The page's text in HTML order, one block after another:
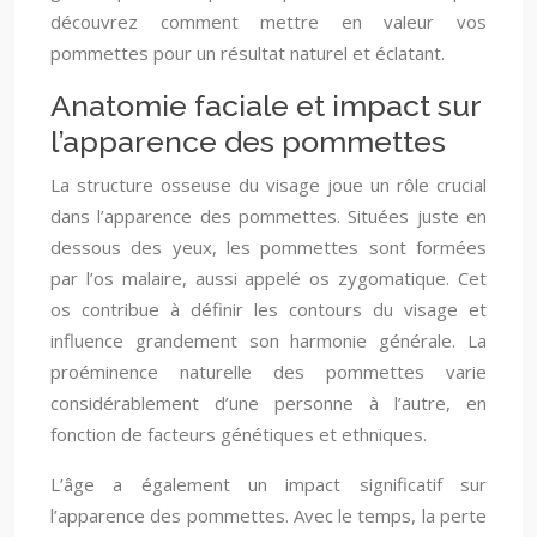
découvrez comment mettre en valeur vos
pommettes pour un résultat naturel et éclatant.
Anatomie faciale et impact sur
l’apparence des pommettes
La structure osseuse du visage joue un rôle crucial
dans l’apparence des pommettes. Situées juste en
dessous des yeux, les pommettes sont formées
par l’os malaire, aussi appelé os zygomatique. Cet
os contribue à définir les contours du visage et
influence grandement son harmonie générale. La
proéminence naturelle des pommettes varie
considérablement d’une personne à l’autre, en
fonction de facteurs génétiques et ethniques.
L’âge a également un impact significatif sur
l’apparence des pommettes. Avec le temps, la perte